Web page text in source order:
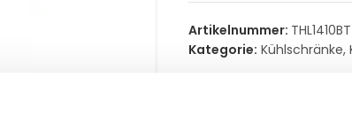
Artikelnummer: THL1410BT
Kategorie: Kühlschränke,